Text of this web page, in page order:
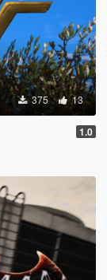
375 13
1.0